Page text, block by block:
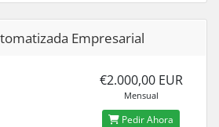
Empresarial
€2.000,00 EUR
Mensual
Pedir Ahora